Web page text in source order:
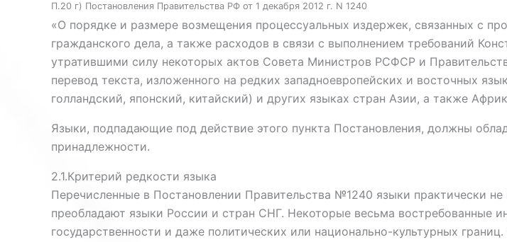
П.20 г) Постановления Правительства РФ от 1 декабря 2012 г. N 1240
«О порядке и размере возмещения процессуальных издержек, связанных с
гражданского дела, а также расходов в связи с выполнением требований
утратившими силу некоторых актов Совета Министров РСФСР и
перевод текста, изложенного на редких западноевропейских и восточных
голландский, японский, китайский) и других языках стран Азии, а также
Языки, подпадающие под действие этого пункта Постановления, должны
принадлежности.
2.1.Критерий редкости языка
Перечисленные в Постановлении Правительства №1240 языки практически
преобладают языки России и стран СНГ. Некоторые весьма
государственности и даже политических или национально-культурных